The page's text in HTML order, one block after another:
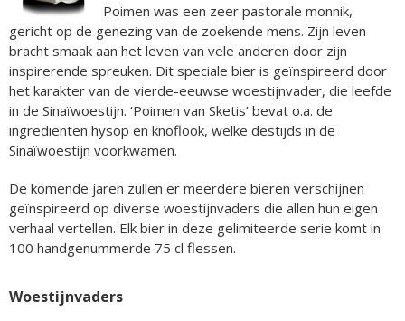
Poimen was een zeer pastorale monnik,
gericht op de genezing van de zoekende mens. Zijn leven
bracht smaak aan het leven van vele anderen door zijn
inspirerende spreuken. Dit speciale bier is geïnspireerd door
het karakter van de vierde-eeuwse woestijnvader, die leefde
in de Sinaïwoestijn. ‘Poimen van Sketis’ bevat o.a. de
ingrediënten hysop en knoflook, welke destijds in de
Sinaïwoestijn voorkwamen.
De komende jaren zullen er meerdere bieren verschijnen
geïnspireerd op diverse woestijnvaders die allen hun eigen
verhaal vertellen. Elk bier in deze gelimiteerde serie komt in
100 handgenummerde 75 cl flessen.
Woestijnvaders